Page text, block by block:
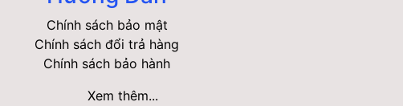
Chính sách bảo mật
Chính sách đổi trả hàng
Chính sách bảo hành
Xem thêm...